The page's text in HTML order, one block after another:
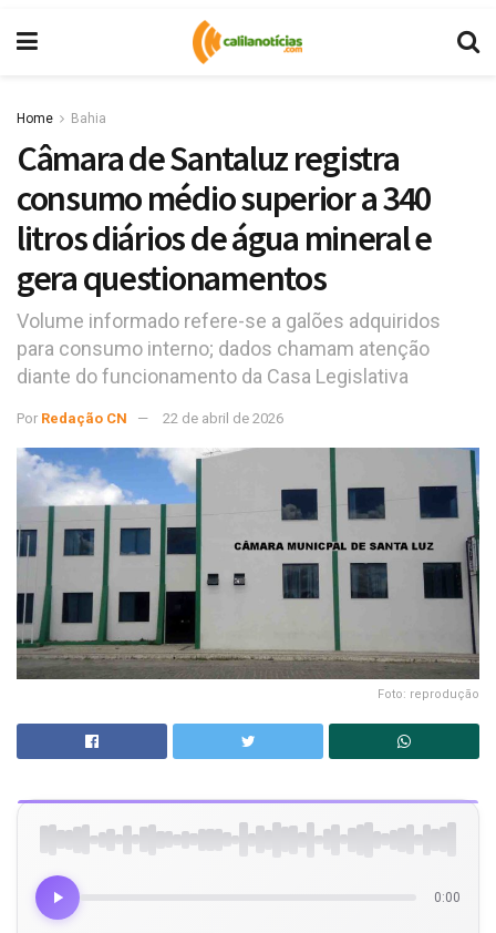
Home Bahia
Câmara de Santaluz registra
consumo médio superior a 340
litros diários de água mineral e
gera questionamentos
Volume informado refere-se a galões adquiridos
para consumo interno; dados chamam atenção
diante do funcionamento da Casa Legislativa
Por Redação CN 22 de abril de 2026
Foto: reprodução
0:00